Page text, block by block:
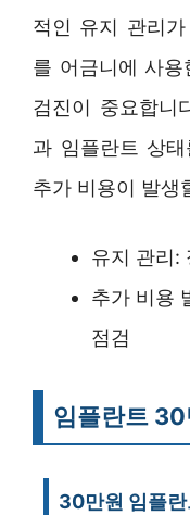
적인 유지 관리
를 어금니에 사
검진이 중요합니
과 임플란트 상
추가 비용이 발생
유지 관리:
추가 비용
점검
임플란트 30
30만원 임플